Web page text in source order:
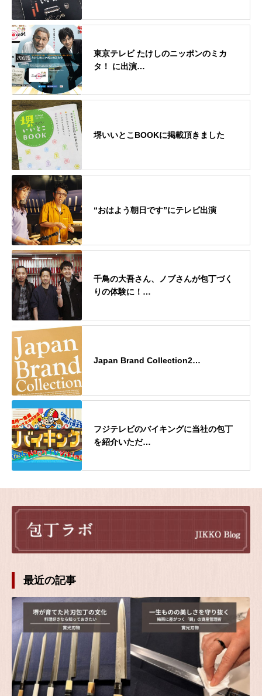
東京テレビ たけしのニッポンのミカ
タ！ に出演…
堺いいとこBOOKに掲載頂きました
“おはよう朝日です”にテレビ出演
千鳥の大吾さん、ノブさんが包丁づく
りの体験に！…
Japan Brand Collection2…
フジテレビのバイキングに当社の包丁
を紹介いただ…
最近の記事